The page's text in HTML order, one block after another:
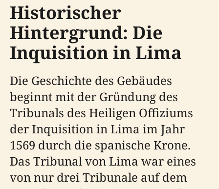
Historischer
Hintergrund: Die
Inquisition in Lima
Die Geschichte des Gebäudes
beginnt mit der Gründung des
Tribunals des Heiligen Offiziums
der Inquisition in Lima im Jahr
1569 durch die spanische Krone.
Das Tribunal von Lima war eines
von nur drei Tribunale auf dem